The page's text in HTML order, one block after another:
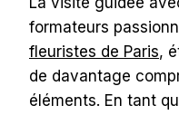
formateurs
fleuristes de Paris,
de davantage
éléments. En tant